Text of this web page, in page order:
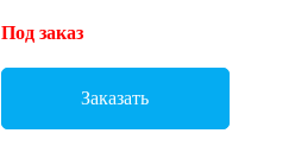
Под заказ
Заказать